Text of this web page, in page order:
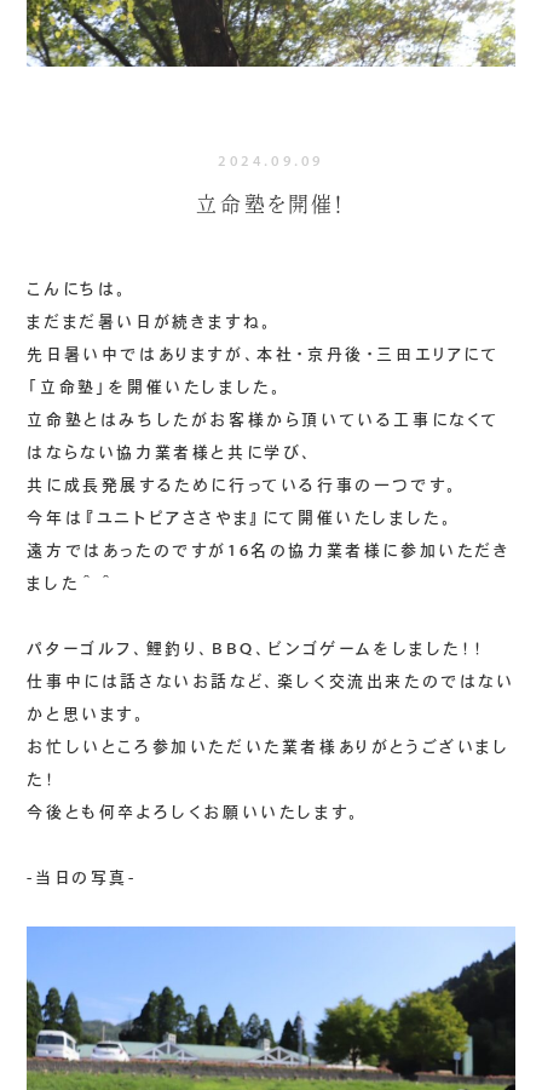
2024.09.09
立命塾を開催！
こんにちは。
まだまだ暑い日が続きますね。
先日暑い中ではありますが、本社・京丹後・三田エリアにて
「立命塾」を開催いたしました。
立命塾とはみちしたがお客様から頂いている工事になくて
はならない協力業者様と共に学び、
共に成長発展するために行っている行事の一つです。
今年は『ユニトピアささやま』にて開催いたしました。
遠方ではあったのですが16名の協力業者様に参加いただき
ました＾＾
パターゴルフ、鯉釣り、BBQ、ビンゴゲームをしました！！
仕事中には話さないお話など、楽しく交流出来たのではない
かと思います。
お忙しいところ参加いただいた業者様ありがとうございまし
た！
今後とも何卒よろしくお願いいたします。
-当日の写真-